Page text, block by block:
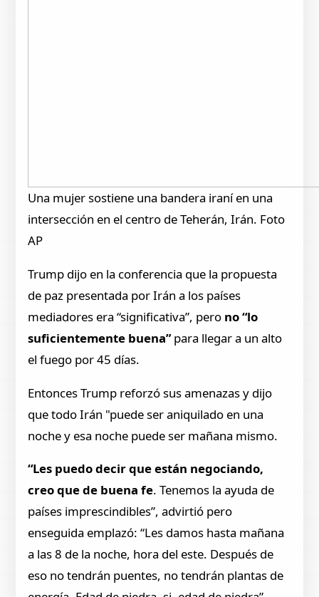
Una mujer sostiene una bandera iraní en una
intersección en el centro de Teherán, Irán. Foto
AP
Trump dijo en la conferencia que la propuesta
de paz presentada por Irán a los países
mediadores era “significativa”, pero no “lo
suficientemente buena”para llegar a un alto
el fuego por 45 días.
Entonces Trump reforzó sus amenazas y dijo
que todo Irán "puede ser aniquilado en una
noche y esa noche puede ser mañana mismo.
“Les puedo decir que están negociando,
creo que de buena fe. Tenemos la ayuda de
países imprescindibles”, advirtió pero
enseguida emplazó: “Les damos hasta mañana
a las 8 de la noche, hora del este. Después de
eso no tendrán puentes, no tendrán plantas de